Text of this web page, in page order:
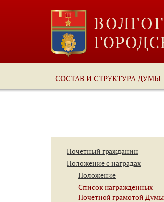
СОСТАВ И СТРУКТУРА ДУМЫ
Почетный гражданин
Положение о наградах
Положение
Список награжденных
Почетной грамотой Думы